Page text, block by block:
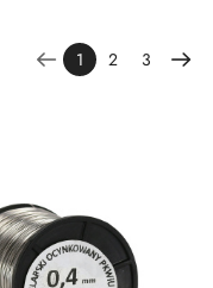
1 2 3